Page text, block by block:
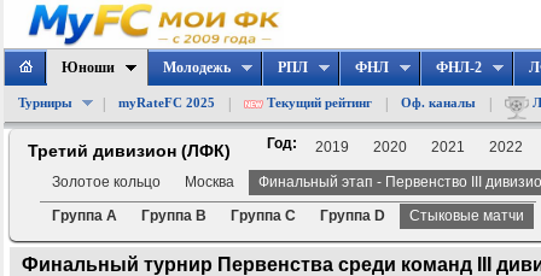
Юноши
Турниры myRateFC 2025 Текущий рейтинг Оф. каналы
Молодежь РПЛ ФНЛ ФНЛ-2
Третий дивизион (ЛФК) Год: 2019 2020 2021 2022
Золотое кольцо Москва
Финальный этап - Первенство III
Группа A
Группа B Группа C Группа D Стыковые матчи
Финальный турнир Первенства среди команд III